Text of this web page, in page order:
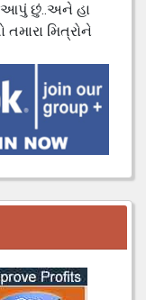
આપું છું..અને હા
મિત્રોને